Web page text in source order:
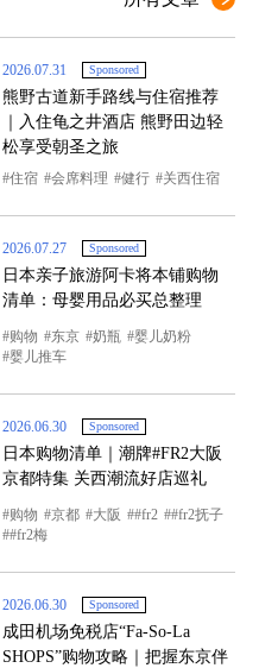
2026.07.31 Sponsored
熊野古道新手路线与住宿推荐
｜入住龟之井酒店 熊野田边轻
松享受朝圣之旅
住宿 会席料理 健行 关西住宿
2026.07.27 Sponsored
日本亲子旅游阿卡将本铺购物
清单：母婴用品必买总整理
购物 东京 奶瓶
婴儿奶粉
婴儿推车
2026.06.30 Sponsored
日本购物清单｜潮牌#FR2大阪
京都特集 关西潮流好店巡礼
购物 京都 大阪 #fr2
#fr2抚子
#fr2梅
2026.06.30 Sponsored
成田机场免税店“Fa-So-La
SHOPS”购物攻略｜把握东京伴